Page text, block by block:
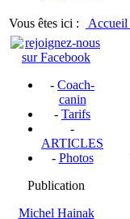
Vous êtes ici : Accueil
- Coach-
canin
- Tarifs
-
ARTICLES
- Photos
Publication
Michel Hainak